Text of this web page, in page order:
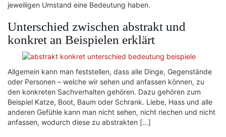
jeweiligen Umstand eine Bedeutung haben.
Unterschied zwischen abstrakt und
konkret an Beispielen erklärt
Allgemein kann man feststellen, dass alle Dinge, Gegenstände
oder Personen – welche wir sehen und anfassen können, zu
den konkreten Sachverhalten gehören. Dazu gehören zum
Beispiel Katze, Boot, Baum oder Schrank. Liebe, Hass und alle
anderen Gefühle kann man nicht sehen, nicht riechen und nicht
anfassen, wodurch diese zu abstrakten […]